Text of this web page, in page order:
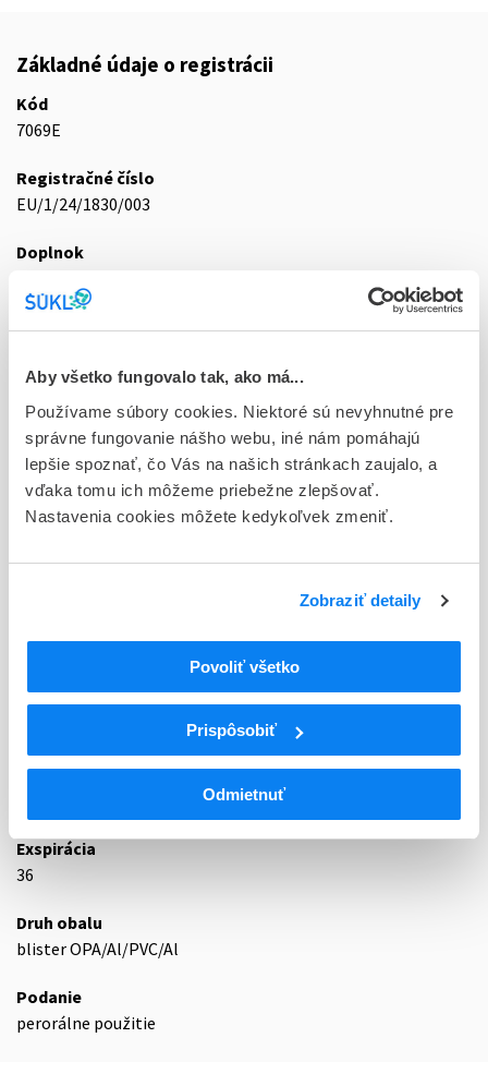
Aby všetko fungovalo tak, ako má...
Používame súbory cookies. Niektoré sú nevyhnutné pre
správne fungovanie nášho webu, iné nám pomáhajú
lepšie spoznať, čo Vás na našich stránkach zaujalo, a
vďaka tomu ich môžeme priebežne zlepšovať.
Nastavenia cookies môžete kedykoľvek zmeniť.
Zobraziť detaily
Povoliť všetko
Prispôsobiť
Odmietnuť
Základné údaje o registrácii
Kód
7069E
Registračné číslo
EU/1/24/1830/003
Doplnok
Stav
Typ registračnej procedúry
Európska
Držiteľ, krajina
Zentiva k.s., Česká republika
Cytostatiká a imunomodulátory
Imunosupresíva (zmena WHO)
L04A
Imunosupresíva (zmena WHO)
Iné imunosupresíva (zmena WHO)
Exspirácia
36
Druh obalu
blister OPA/Al/PVC/Al
Podanie
perorálne použitie